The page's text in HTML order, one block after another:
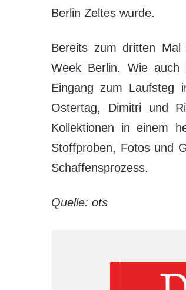
Berlin Zeltes wurde.
Bereits zum dritten Mal
Week Berlin. Wie auch
Eingang zum Laufsteg
Ostertag, Dimitri und
Kollektionen in einem
Stoffproben, Fotos und
Schaffensprozess.
Quelle: ots